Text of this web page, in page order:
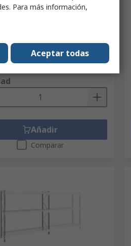
9, 2000 mm x 1000mm x
unidad)
Añadir
Comparar
Para más información,
Aceptar todas